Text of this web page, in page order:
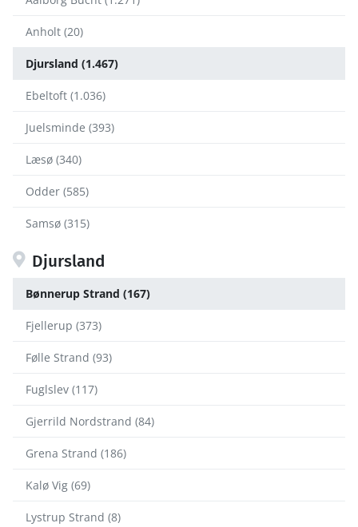
Anholt (20)
Djursland (1.467)
Ebeltoft (1.036)
Juelsminde (393)
Læsø (340)
Odder (585)
Samsø (315)
Djursland
Bønnerup Strand (167)
Fjellerup (373)
Følle Strand (93)
Fuglslev (117)
Gjerrild Nordstrand (84)
Grena Strand (186)
Kalø Vig (69)
Lystrup Strand (8)